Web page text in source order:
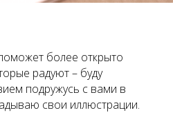
более открыто
радуют – буду
подружусь с вами в
свои иллюстрации.